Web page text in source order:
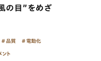
の目”をめざ
品質 電動化
ント